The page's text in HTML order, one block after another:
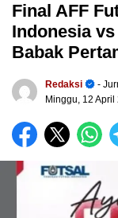
Final AFF
Indonesia
Babak
Redaksi
-
Minggu, 12 April